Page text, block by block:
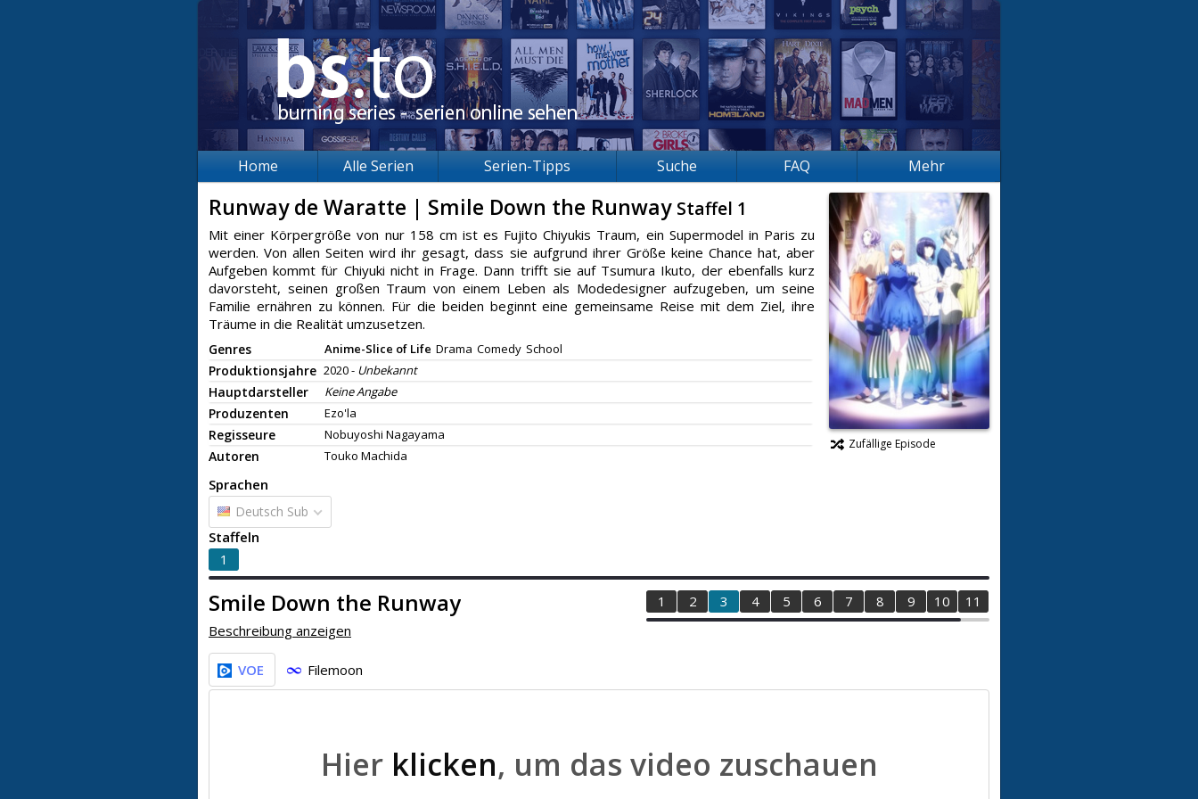
Home Alle Serien Serien-Tipps Suche FAQ Mehr
Runway de Waratte | Smile Down the Runway Staffel 1
Mit einer Körpergröße von nur 158 cm ist es Fujito Chiyukis Traum, ein Supermodel in Paris zu
werden. Von allen Seiten wird ihr gesagt, dass sie aufgrund ihrer Größe keine Chance hat, aber
Aufgeben kommt für Chiyuki nicht in Frage. Dann trifft sie auf Tsumura Ikuto, der ebenfalls kurz
davorsteht, seinen großen Traum von einem Leben als Modedesigner aufzugeben, um seine
Familie ernähren zu können. Für die beiden beginnt eine gemeinsame Reise mit dem Ziel, ihre
Träume in die Realität umzusetzen.
Genres Anime-Slice of Life Drama Comedy School
Produktionsjahre 2020 - Unbekannt
Hauptdarsteller Keine Angabe
Produzenten Ezo'la
Regisseure Nobuyoshi Nagayama
Autoren Touko Machida
Zufällige Episode
Sprachen
Deutsch Sub
Staffeln
1
Smile Down the Runway 1 2 3 4 5 6 7 8 9 10 11
Beschreibung anzeigen
VOE Filemoon
Hier klicken, um das video zuschauen